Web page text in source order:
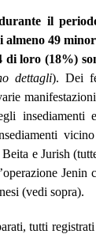
il
almeno 49
di loro (18%)
dettagli). Dei
e Jurish
Jenin
(vedi sopra).
tutti